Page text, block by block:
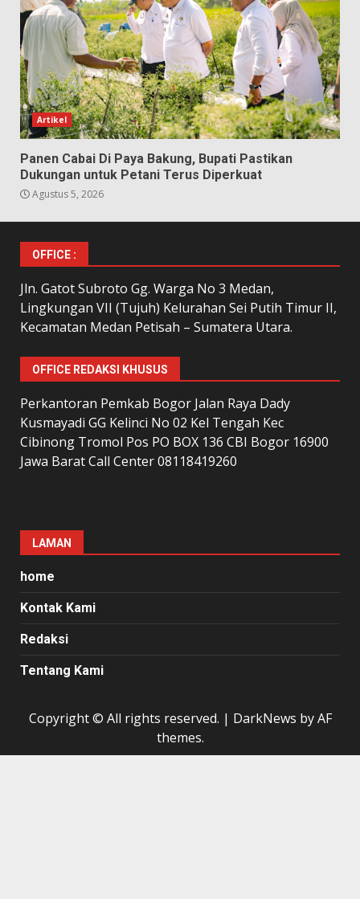
Artikel
Panen Cabai Di Paya Bakung, Bupati Pastikan
Dukungan untuk Petani Terus Diperkuat
Agustus 5, 2026
OFFICE :
Jln. Gatot Subroto Gg. Warga No 3 Medan,
Lingkungan VII (Tujuh) Kelurahan Sei Putih Timur II,
Kecamatan Medan Petisah – Sumatera Utara.
OFFICE REDAKSI KHUSUS
Perkantoran Pemkab Bogor Jalan Raya Dady
Kusmayadi GG Kelinci No 02 Kel Tengah Kec
Cibinong Tromol Pos PO BOX 136 CBI Bogor 16900
Jawa Barat Call Center 08118419260
LAMAN
home
Kontak Kami
Redaksi
Tentang Kami
Copyright © All rights reserved. | DarkNews by AF
themes.